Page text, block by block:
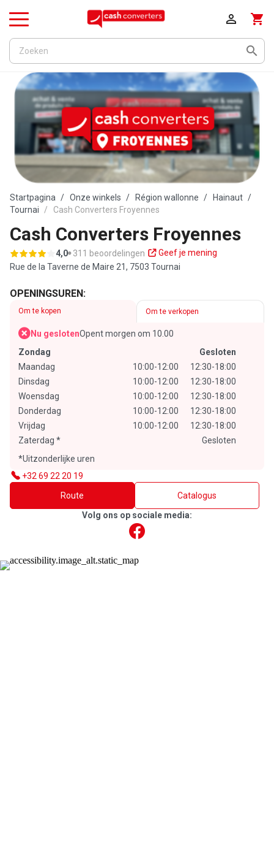

shopping_cart

Menu
Startpagina Onze winkels Région wallonne
Hainaut
Tournai
Cash Converters Froyennes
Cash Converters Froyennes
4,0 311 beoordelingen
Geef je mening
Rue de la Taverne de Maire 21, 7503 Tournai
OPENINGSUREN:
Om te kopen Om te verkopen
Nu geslotenOpent morgen om 10.00
Zondag
Gesloten
Maandag
10:00-12:00
12:30-18:00
Dinsdag
10:00-12:00
12:30-18:00
Woensdag
10:00-12:00
12:30-18:00
Donderdag
10:00-12:00
12:30-18:00
Vrijdag
10:00-12:00
12:30-18:00
Zaterdag *
Gesloten
*Uitzonderlijke uren
+32 69 22 20 19
Route
Catalogus
Volg ons op sociale media: